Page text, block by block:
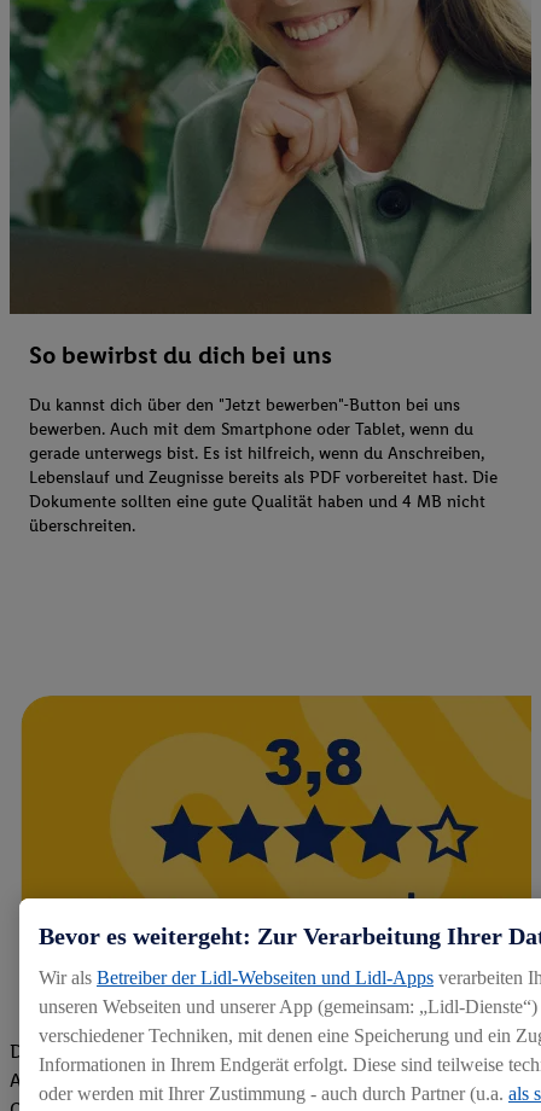
So bewirbst du dich bei uns
Du kannst dich über den "Jetzt bewerben"-Button bei uns
bewerben. Auch mit dem Smartphone oder Tablet, wenn du
gerade unterwegs bist. Es ist hilfreich, wenn du Anschreiben,
Lebenslauf und Zeugnisse bereits als PDF vorbereitet hast. Die
Dokumente sollten eine gute Qualität haben und 4 MB nicht
überschreiten.
Die Bewertungen von aktuellen und ehemaligen Mitarbeitern,
Azubis und externen Bewerbern haben uns zu einer Top
Bevor es weitergeht: Zur Verarbeitung Ihrer
Wir als Betreiber der Lidl-Webseiten und Lidl-Apps verarbeiten
unseren Webseiten und unserer App (gemeinsam: „Lidl-
verschiedener Techniken, mit denen eine Speicherung und ein
Informationen in Ihrem Endgerät erfolgt. Diese sind teilweise
oder werden mit Ihrer Zustimmung - auch durch Partner (u.a. als